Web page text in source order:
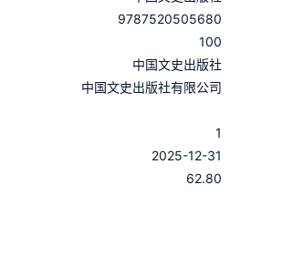
9787520505680
100
中国文史出版社
中国文史出版社有限公司
1
2025-12-31
62.80